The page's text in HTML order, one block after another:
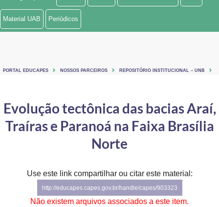
Ministério de Minas e Energia
Controladoria-Geral da União
Ministério da Mulher, da Família e dos Direitos Humanos
Secretaria de Governo
Material UAB Periódicos
PORTAL EDUCAPES NOSSOS PARCEIROS REPOSITÓRIO INSTITUCIONAL – UNB
Evolução tectônica das bacias Araí,
Traíras e Paranoá na Faixa Brasília
Norte
Use este link compartilhar ou citar este material:
http://educapes.capes.gov.br/handle/capes/903323
Não existem arquivos associados a este item.